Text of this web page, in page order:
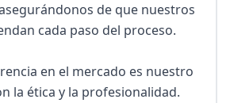
de que nuestros
cada paso del proceso.
en el mercado es nuestro
la ética y la profesionalidad.